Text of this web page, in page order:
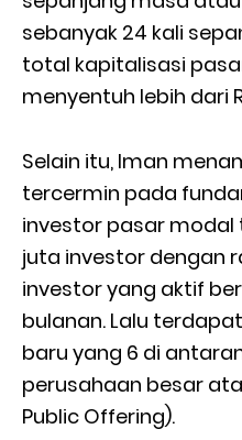
sebanyak 24 kali
total kapitalisasi
menyentuh lebih dari
Selain itu, Iman
tercermin pada
investor pasar modal
juta investor dengan
investor yang aktif
bulanan. Lalu
baru yang 6 di
perusahaan besar
Public Offering).